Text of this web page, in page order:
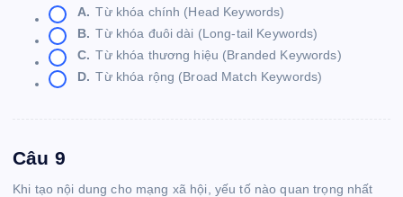
A. Từ khóa chính (Head Keywords)
B. Từ khóa đuôi dài (Long-tail Keywords)
C. Từ khóa thương hiệu (Branded Keywords)
D. Từ khóa rộng (Broad Match Keywords)
Câu 9
Khi tạo nội dung cho mạng xã hội, yếu tố nào quan trọng nhất